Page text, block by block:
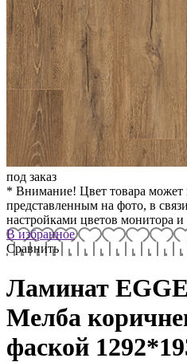
под заказ
* Внимание! Цвет товара может
представленным на фото, в
настройками цветов монитора и
В избранное
Сравнить
Ламинат
Мелба
фаской